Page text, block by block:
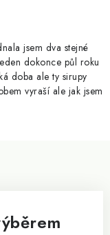
a platba
jsem dva stejné
dokonce půl roku
doba ale ty sirupy
vyraší ale jak jsem